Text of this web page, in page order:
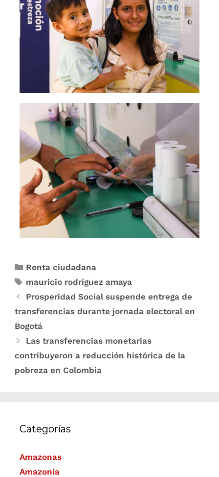
Renta ciudadana
mauricio rodríguez amaya
Prosperidad Social suspende entrega de
transferencias durante jornada electoral en
Bogotá
Las transferencias monetarias
contribuyeron a reducción histórica de la
pobreza en Colombia
Categorías
Amazonas
Amazonia